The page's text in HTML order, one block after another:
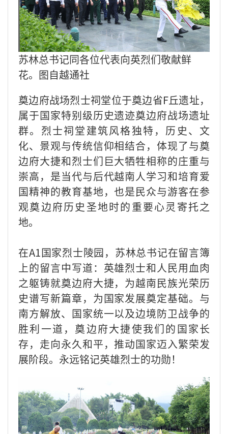
苏林总书记同各位代表向英烈们敬献鲜
花。图自越通社
奠边府战场烈士祠堂位于奠边省F丘遗址，
属于国家特别级历史遗迹奠边府战场遗址
群。烈士祠堂建筑风格独特，历史、文
化、景观与传统信仰相结合，体现了与奠
边府大捷和烈士们巨大牺牲相称的庄重与
崇高，是当代与后代越南人学习和培育爱
国精神的教育基地，也是民众与游客在参
观奠边府历史圣地时的重要心灵寄托之
地。
在A1国家烈士陵园，苏林总书记在留言簿
上的留言中写道：英雄烈士和人民用血肉
之躯铸就奠边府大捷，为越南民族光荣历
史谱写新篇章，为国家发展奠定基础。与
南方解放、国家统一以及边境防卫战争的
胜利一道，奠边府大捷使我们的国家长
存，走向永久和平，推动国家迈入繁荣发
展阶段。永远铭记英雄烈士的功勋！